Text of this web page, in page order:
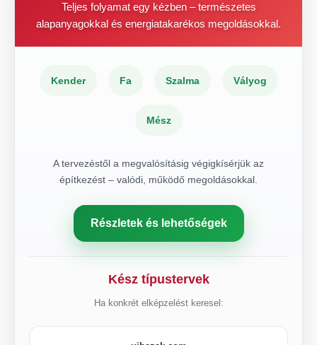
Teljes folyamat egy kézben – természetes
alapanyagokkal és energiatakarékos megoldásokkal.
Kender Fa Szalma Vályog
Mész
A tervezéstől a megvalósításig végigkísérjük az
építkezést – valódi, működő megoldásokkal.
Részletek és lehetőségek
Kész típustervek
Ha konkrét elképzelést keresel: